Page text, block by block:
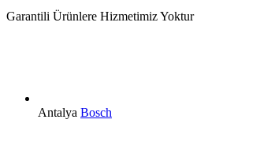
Garantili Ürünlere Hizmetimiz Yoktur
Antalya Bosch